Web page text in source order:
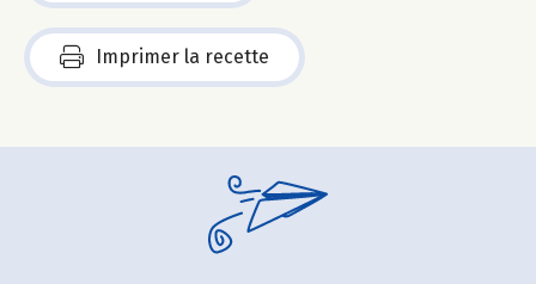
Imprimer la recette